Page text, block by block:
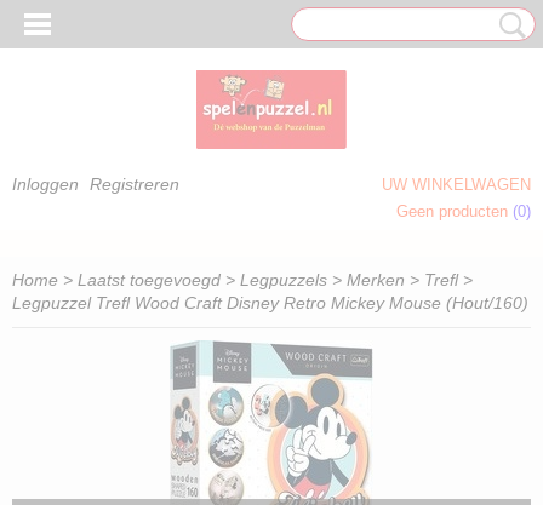
Inloggen Registreren
UW WINKELWAGEN
Geen producten (0)
Home > Laatst toegevoegd > Legpuzzels > Merken > Trefl>
Legpuzzel Trefl Wood Craft Disney Retro Mickey Mouse (Hout/160)